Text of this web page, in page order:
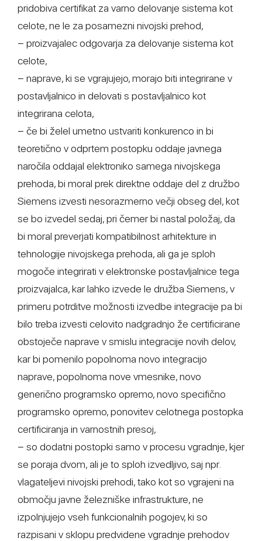
pridobiva certifikat za varno delovanje sistema kot
celote, ne le za posamezni nivojski prehod,
− proizvajalec odgovarja za delovanje sistema kot
celote,
− naprave, ki se vgrajujejo, morajo biti integrirane v
postavljalnico in delovati s postavljalnico kot
integrirana celota,
− če bi želel umetno ustvariti konkurenco in bi
teoretično v odprtem postopku oddaje javnega
naročila oddajal elektroniko samega nivojskega
prehoda, bi moral prek direktne oddaje del z družbo
Siemens izvesti nesorazmerno večji obseg del, kot
se bo izvedel sedaj, pri čemer bi nastal položaj, da
bi moral preverjati kompatibilnost arhitekture in
tehnologije nivojskega prehoda, ali ga je sploh
mogoče integrirati v elektronske postavljalnice tega
proizvajalca, kar lahko izvede le družba Siemens, v
primeru potrditve možnosti izvedbe integracije pa bi
bilo treba izvesti celovito nadgradnjo že certificirane
obstoječe naprave v smislu integracije novih delov,
kar bi pomenilo popolnoma novo integracijo
naprave, popolnoma nove vmesnike, novo
generično programsko opremo, novo specifično
programsko opremo, ponovitev celotnega postopka
certificiranja in varnostnih presoj,
− so dodatni postopki samo v procesu vgradnje, kjer
se poraja dvom, ali je to sploh izvedljivo, saj npr.
vlagateljevi nivojski prehodi, tako kot so vgrajeni na
območju javne železniške infrastrukture, ne
izpolnjujejo vseh funkcionalnih pogojev, ki so
razpisani v sklopu predvidene vgradnje prehodov